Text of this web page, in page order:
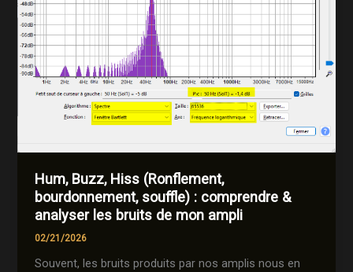
Hum, Buzz, Hiss (Ronflement,
bourdonnement, souffle) : comprendre &
analyser les bruits de mon ampli
02/21/2026
Souvent, les bruits produits par nos amplis nous en